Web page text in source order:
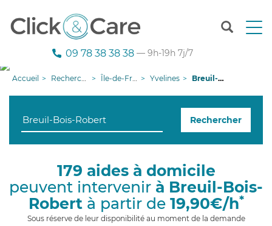
T
n
g
i
09 78 38 38 38 — 9h-19h 7j/7
Accueil Recherche aide à domicile Île-de-France Yvelines Breuil-Bois-Robert
Rechercher
179 aides à domicile
peuvent intervenir à Breuil-Bois-
Robertà partir de 19,90€/h*
Sous réserve de leur disponibilité au moment de la demande